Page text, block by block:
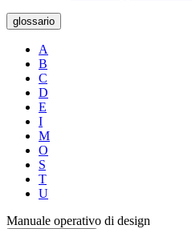
glossario
A
B
C
D
E
I
M
O
S
T
U
Manuale operativo di design